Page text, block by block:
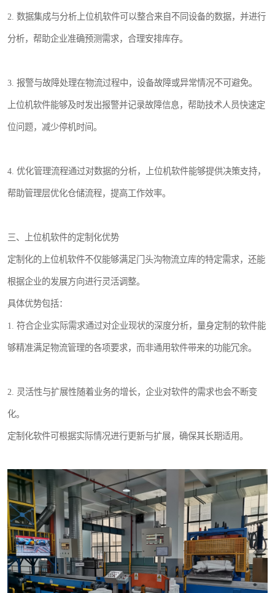
2. 数据集成与分析上位机软件可以整合来自不同设备的数据，并进行
分析，帮助企业准确预测需求，合理安排库存。
3. 报警与故障处理在物流过程中，设备故障或异常情况不可避免。
上位机软件能够及时发出报警并记录故障信息，帮助技术人员快速定
位问题，减少停机时间。
4. 优化管理流程通过对数据的分析，上位机软件能够提供决策支持，
帮助管理层优化仓储流程，提高工作效率。
三、上位机软件的定制化优势
定制化的上位机软件不仅能够满足门头沟物流立库的特定需求，还能
根据企业的发展方向进行灵活调整。
具体优势包括：
1. 符合企业实际需求通过对企业现状的深度分析，量身定制的软件能
够精准满足物流管理的各项要求，而非通用软件带来的功能冗余。
2. 灵活性与扩展性随着业务的增长，企业对软件的需求也会不断变
化。
定制化软件可根据实际情况进行更新与扩展，确保其长期适用。